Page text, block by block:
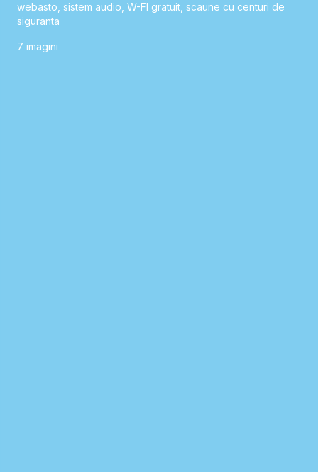
webasto, sistem audio, W-FI gratuit, scaune cu centuri de
siguranta
7 imagini